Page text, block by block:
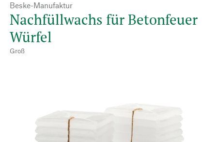
Beske-Manufaktur
Nachfüllwachs für Betonfeuer
Würfel
Groß